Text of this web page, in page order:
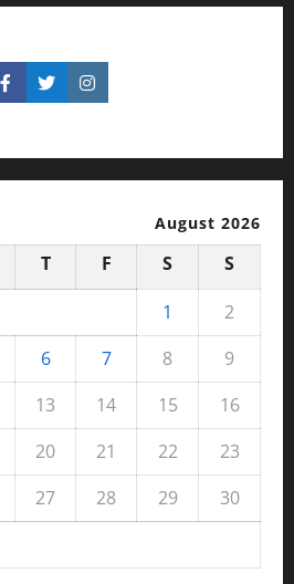
August 2026
T F S
S
1
2
6 7 8
9
13 14 15
16
20 21 22
23
27 28 29
30